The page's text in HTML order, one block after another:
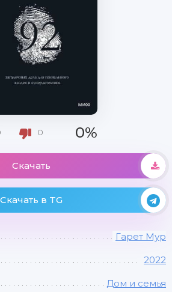
0 0%
Скачать
Скачать в TG
Гарет Мур
2022
Дом и семья